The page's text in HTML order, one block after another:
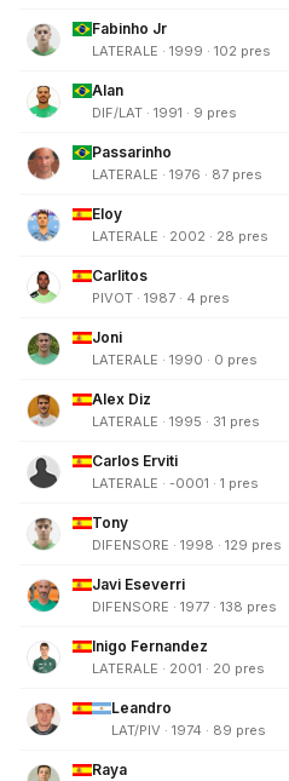
Fabinho Jr
LATERALE · 1999 · 102 pres
Alan
DIF/LAT · 1991 · 9 pres
Passarinho
LATERALE · 1976 · 87 pres
Eloy
LATERALE · 2002 · 28 pres
Carlitos
PIVOT · 1987 · 4 pres
Joni
LATERALE · 1990 · 0 pres
Alex Diz
LATERALE · 1995 · 31 pres
Carlos Erviti
LATERALE · -0001 · 1 pres
Tony
DIFENSORE · 1998 · 129 pres
Javi Eseverri
DIFENSORE · 1977 · 138 pres
Inigo Fernandez
LATERALE · 2001 · 20 pres
Leandro
LAT/PIV · 1974 · 89 pres
Raya